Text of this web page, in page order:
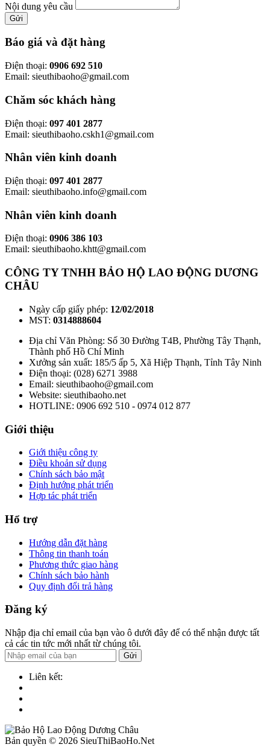
Nội dung yêu cầu
Gửi
Báo giá và đặt hàng
Điện thoại: 0906 692 510
Email: sieuthibaoho@gmail.com
Chăm sóc khách hàng
Điện thoại: 097 401 2877
Email: sieuthibaoho.cskh1@gmail.com
Nhân viên kinh doanh
Điện thoại: 097 401 2877
Email: sieuthibaoho.info@gmail.com
Nhân viên kinh doanh
Điện thoại: 0906 386 103
Email: sieuthibaoho.khtt@gmail.com
CÔNG TY TNHH BẢO HỘ LAO ĐỘNG DƯƠNG
CHÂU
Ngày cấp giấy phép: 12/02/2018
MST: 0314888604
Địa chỉ Văn Phòng: Số 30 Đường T4B, Phường Tây Thạnh,
Thành phố Hồ Chí Minh
Xưởng sản xuất: 185/5 ấp 5, Xã Hiệp Thạnh, Tỉnh Tây Ninh
Điện thoại: (028) 6271 3988
Email: sieuthibaoho@gmail.com
Website: sieuthibaoho.net
HOTLINE: 0906 692 510 - 0974 012 877
Giới thiệu
Giới thiệu công ty
Điều khoản sử dụng
Chính sách bảo mật
Định hướng phát triển
Hợp tác phát triển
Hổ trợ
Hướng dẫn đặt hàng
Thông tin thanh toán
Phương thức giao hàng
Chính sách bảo hành
Quy định đổi trả hàng
Đăng ký
Nhập địa chỉ email của bạn vào ô dưới đây để có thể nhận được tất
cả các tin tức mới nhất từ chúng tôi.
Gửi
Liên kết:
Bản quyền © 2026 SieuThiBaoHo.Net